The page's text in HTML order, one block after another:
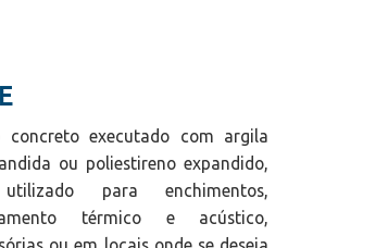
concreto executado com argila
ou poliestireno expandido,
para enchimentos,
térmico e acústico,